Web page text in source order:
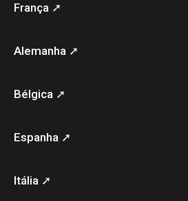
França ➚
Alemanha ➚
Bélgica ➚
Espanha ➚
Itália ➚